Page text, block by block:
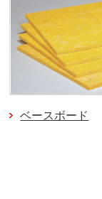
ベースボード